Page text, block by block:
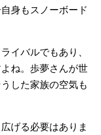
身もスノーボード
イバルでもあり、
ね。歩夢さんが世
した家族の空気も
げる必要はありま